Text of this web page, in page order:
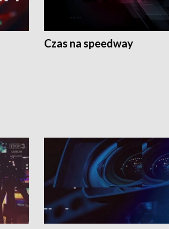
Czas na speedway